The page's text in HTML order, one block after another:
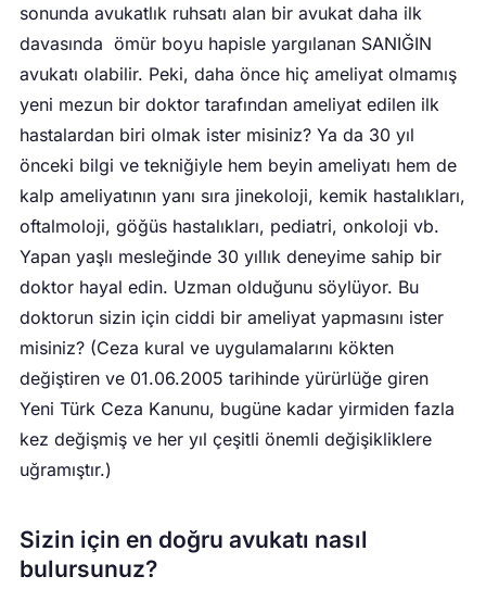
sonunda avukatlık ruhsatı alan bir avukat daha ilk
davasında ömür boyu hapisle yargılanan SANIĞIN
avukatı olabilir. Peki, daha önce hiç ameliyat olmamış
yeni mezun bir doktor tarafından ameliyat edilen ilk
hastalardan biri olmak ister misiniz? Ya da 30 yıl
önceki bilgi ve tekniğiyle hem beyin ameliyatı hem de
kalp ameliyatının yanı sıra jinekoloji, kemik hastalıkları,
oftalmoloji, göğüs hastalıkları, pediatri, onkoloji vb.
Yapan yaşlı mesleğinde 30 yıllık deneyime sahip bir
doktor hayal edin. Uzman olduğunu söylüyor. Bu
doktorun sizin için ciddi bir ameliyat yapmasını ister
misiniz? (Ceza kural ve uygulamalarını kökten
değiştiren ve 01.06.2005 tarihinde yürürlüğe giren
Yeni Türk Ceza Kanunu, bugüne kadar yirmiden fazla
kez değişmiş ve her yıl çeşitli önemli değişikliklere
uğramıştır.)
Sizin için en doğru avukatı nasıl
bulursunuz?